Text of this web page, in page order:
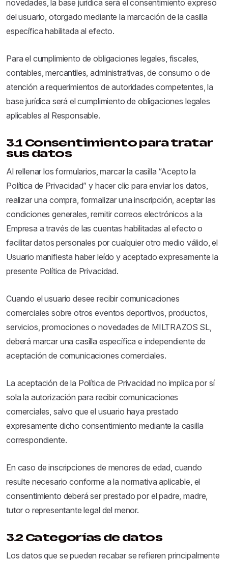
novedades, la base jurídica será el consentimiento expreso
del usuario, otorgado mediante la marcación de la casilla
específica habilitada al efecto.
Para el cumplimiento de obligaciones legales, fiscales,
contables, mercantiles, administrativas, de consumo o de
atención a requerimientos de autoridades competentes, la
base jurídica será el cumplimiento de obligaciones legales
aplicables al Responsable.
3.1 Consentimiento para tratar
sus datos
Al rellenar los formularios, marcar la casilla “Acepto la
Política de Privacidad” y hacer clic para enviar los datos,
realizar una compra, formalizar una inscripción, aceptar las
condiciones generales, remitir correos electrónicos a la
Empresa a través de las cuentas habilitadas al efecto o
facilitar datos personales por cualquier otro medio válido, el
Usuario manifiesta haber leído y aceptado expresamente la
presente Política de Privacidad.
Cuando el usuario desee recibir comunicaciones
comerciales sobre otros eventos deportivos, productos,
servicios, promociones o novedades de MILTRAZOS SL,
deberá marcar una casilla específica e independiente de
aceptación de comunicaciones comerciales.
La aceptación de la Política de Privacidad no implica por sí
sola la autorización para recibir comunicaciones
comerciales, salvo que el usuario haya prestado
expresamente dicho consentimiento mediante la casilla
correspondiente.
En caso de inscripciones de menores de edad, cuando
resulte necesario conforme a la normativa aplicable, el
consentimiento deberá ser prestado por el padre, madre,
tutor o representante legal del menor.
3.2 Categorías de datos
Los datos que se pueden recabar se refieren principalmente